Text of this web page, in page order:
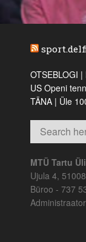
OTSEBLOGI
US Openi
TÄNA | Üle
MTÜ Tartu
Ujula 4,
Büroo - 737